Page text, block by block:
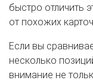
быстро отличить
от похожих
Если вы
несколько
внимание не